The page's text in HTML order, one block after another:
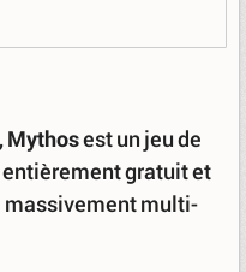
Mythosest un jeu de
entièrement gratuit et
massivement multi-